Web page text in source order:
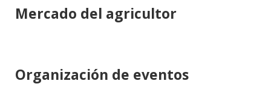
Mercado del agricultor
Organización de eventos